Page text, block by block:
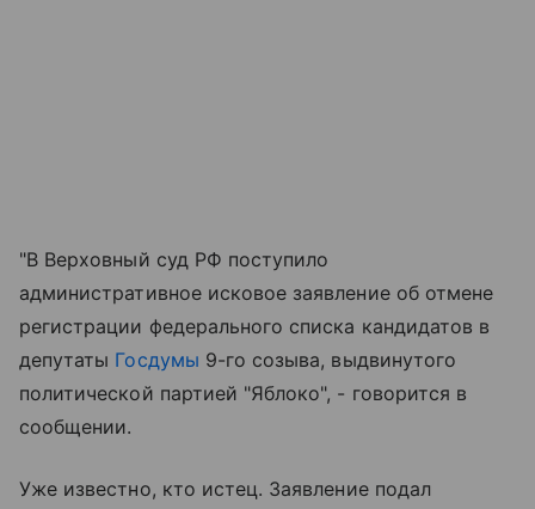
"В Верховный суд РФ поступило
административное исковое заявление об отмене
регистрации федерального списка кандидатов в
депутаты Госдумы 9-го созыва, выдвинутого
политической партией "Яблоко", - говорится в
сообщении.
Уже известно, кто истец. Заявление подал